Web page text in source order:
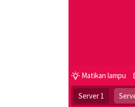
Matikan lampu
Server 1